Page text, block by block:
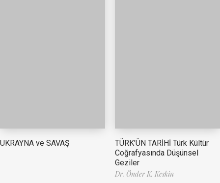
UKRAYNA ve SAVAŞ
TÜRK’ÜN TARİHİ Türk Kültür
Coğrafyasında Düşünsel
Geziler
Dr. Önder K. Keskin